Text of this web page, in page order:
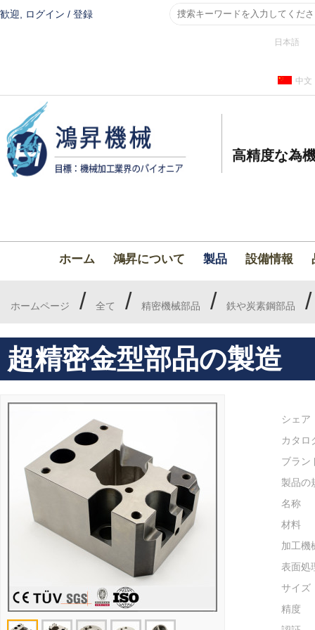
歓迎, ログイン / 登録
日本語
中文
高精度な為
ホーム 鴻昇について 製品 設備情報
ホームページ / 全て / 精密機械部品 / 鉄や炭素鋼部品
超精密金型部品の製造
シェア
カタロ
ブラン
製品の
名称
材料
加工機
表面処
サイズ
精度